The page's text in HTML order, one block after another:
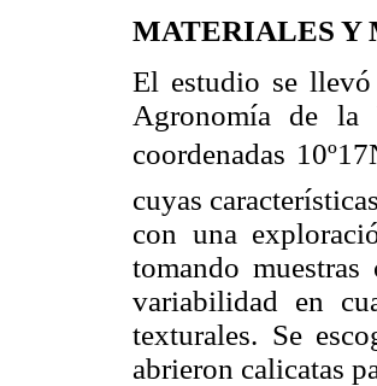
MATERIALES Y
El estudio se
Agronomía de la
coordenadas
cuyas
con una
tomando
variabilidad en
texturales. Se
abrieron calicatas